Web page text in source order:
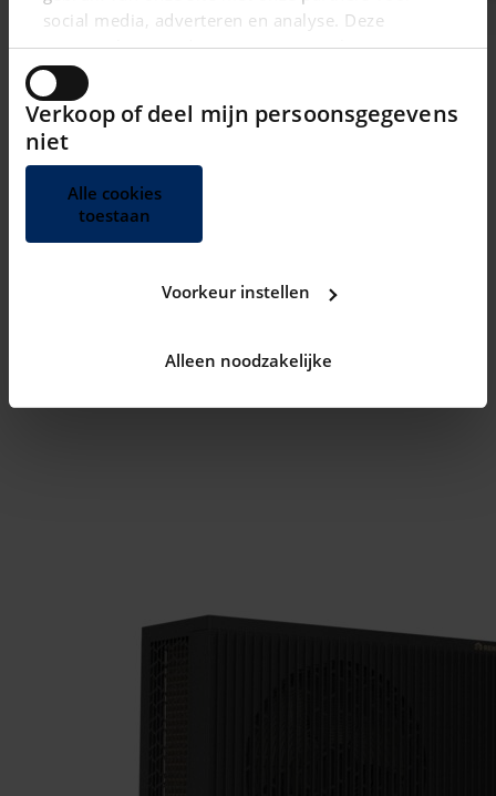
social media, adverteren en analyse. Deze
partners kunnen deze gegevens combineren met
andere informatie die u aan ze heeft verstrekt of
die ze hebben verzameld op basis van uw gebruik
van hun services.
Verkoop of deel mijn persoonsgegevens
niet
Alle cookies
toestaan
Voorkeur instellen
Alleen noodzakelijke